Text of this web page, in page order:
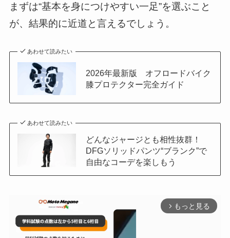
まずは“基本を身につけやすい一足”を選ぶこと
が、結果的に近道と言えるでしょう。
あわせて読みたい
2026年最新版 オフロードバイク
膝プロテクター完全ガイド
あわせて読みたい
どんなジャージとも相性抜群！
DFGソリッドパンツ“ブランク”で
自由なコーデを楽しもう
arrow_forward_ios もっと見る